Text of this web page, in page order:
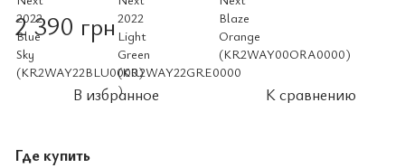
2 390 грн
В избранное К сравнению
Где купить